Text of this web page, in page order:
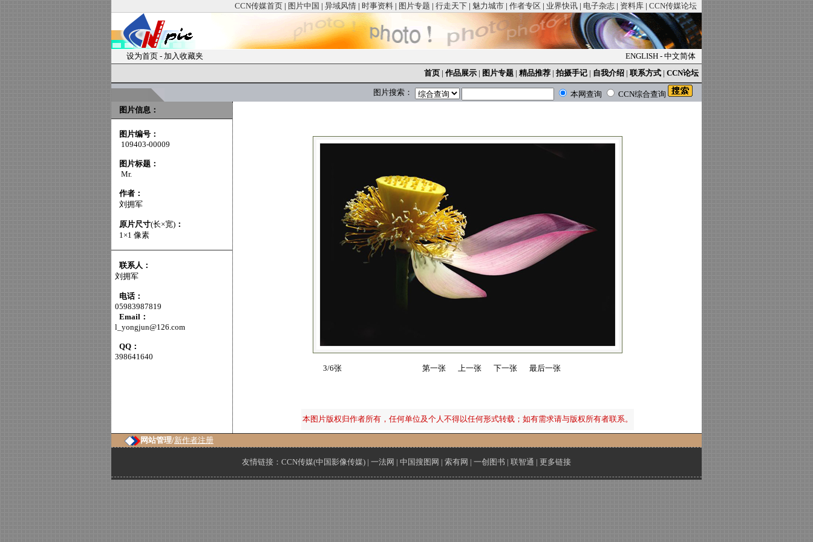
CCN传媒首页 | 图片中国 | 异域风情 | 时事资料 | 图片专题 | 行走天下 | 魅力城市 | 作者专区 | 业界快讯 | 电子杂志 | 资料库 | CCN传媒论坛
设为首页 - 加入收藏夹 ENGLISH - 中文简体
首页 | 作品展示 | 图片专题 | 精品推荐 | 拍摄手记 | 自我介绍 | 联系方式 | CCN论坛
图片搜索： 本网查询
CCN综合查询
图片信息：
图片编号：
109403-00009
图片标题：
Mr.
作者：
刘拥军
原片尺寸(长×宽) ：
1×1 像素
联系人：
刘拥军
电话：
05983987819
Email：
l_yongjun@126.com
QQ：
398641640
3/6张
第一张 上一张 下一张 最后一张
本图片版权归作者所有，任何单位及个人不得以任何形式转载；如有需求请与版权所有者联系。
网站管理/新作者注册
友情链接： CCN传媒(中国影像传媒) | 一法网 | 中国搜图网 | 索有网 | 一创图书 | 联智通 | 更多链接